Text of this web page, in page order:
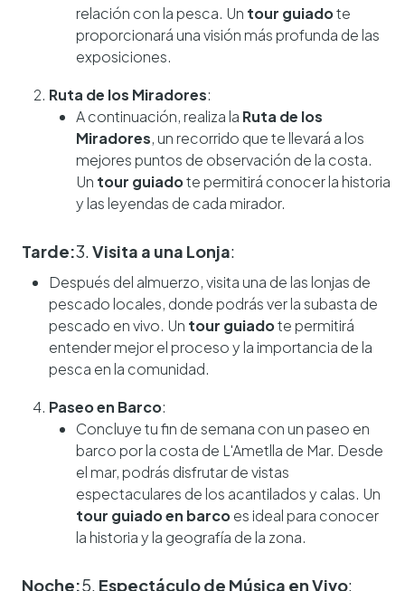
relación con la pesca. Un tour guiadote
proporcionará una visión más profunda de las
exposiciones.
Ruta de los Miradores:
A continuación, realiza la Ruta de los
Miradores, un recorrido que te llevará a los
mejores puntos de observación de la costa.
Un tour guiadote permitirá conocer la historia
y las leyendas de cada mirador.
Tarde:3.Visita a una Lonja:
Después del almuerzo, visita una de las lonjas de
pescado locales, donde podrás ver la subasta de
pescado en vivo. Un tour guiadote permitirá
entender mejor el proceso y la importancia de la
pesca en la comunidad.
Paseo en Barco:
Concluye tu fin de semana con un paseo en
barco por la costa de L'Ametlla de Mar. Desde
el mar, podrás disfrutar de vistas
espectaculares de los acantilados y calas. Un
tour guiado en barcoes ideal para conocer
la historia y la geografía de la zona.
Noche:5. Espectáculo de Música en Vivo: